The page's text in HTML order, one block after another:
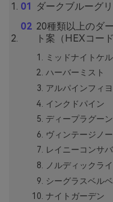
ダークブルーグ
20種類以上のダ
ト案（HEXコー
ミッドナイトケ
ハーバーミスト
アルパインフィ
インクドパイン
ディープラグーン
ヴィンテージノ
レイニーコンサ
ノルディックラ
シーグラスベル
ナイトガーデン